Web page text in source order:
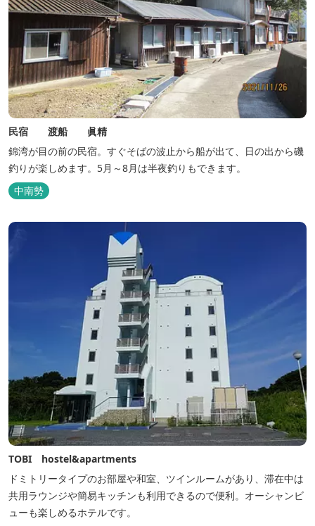
民宿 渡船 眞精
錦湾が目の前の民宿。すぐそばの波止から船が出て、日の出から磯
釣りが楽しめます。5月～8月は半夜釣りもできます。
中南勢
TOBI hostel&apartments
ドミトリータイプのお部屋や和室、ツインルームがあり、滞在中は
共用ラウンジや簡易キッチンも利用できるので便利。オーシャンビ
ューも楽しめるホテルです。